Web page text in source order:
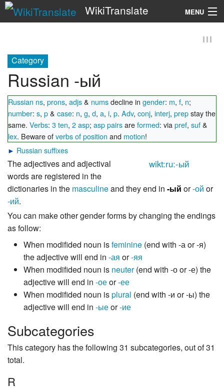
WikiTranslate MENU
Category
Russian -ый
Russian ns, prons, adjs& numsdecline in gender: m, f, n;
number: s, p& case: n, g, d, a, i, p. Adv, conj, interj, prepstay the
same. Verbs: 3 ten, 2 asp; asp pairsareformed: viapref, suf&
lex. Beware ofverbs of position and motion!
► Russian suffixes
wikt:ru:-ый
The adjectives and adjectival
words are registered in the
dictionaries in the masculineand they end in -ый or-ой or
-ий.
You can make other gender forms by changing the endings
as follow:
When modifided noun isfeminine (end with -а or -я)
the adjective will end in -ая or-яя
When modifided noun is neuter(end with -о or -е) the
adjective will end in -оеor-ее
When modifided noun isplural (end with -и or -ы) the
adjective will end in -ыеor-ие
Subcategories
This category has the following 31 subcategories, out of 31
total.
R